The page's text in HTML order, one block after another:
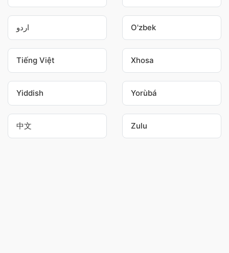
اردو O'zbek
Tiếng Việt Xhosa
Yiddish Yorùbá
中文 Zulu